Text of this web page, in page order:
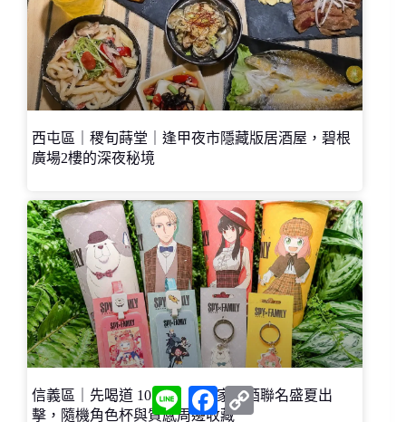
西屯區｜稷旬蒔堂｜逢甲夜市隱藏版居酒屋，碧根
廣場2樓的深夜秘境
信義區｜先喝道 101店｜間諜家家酒聯名盛夏出
擊，隨機角色杯與質感周邊收藏
L
i
F
a
C
o